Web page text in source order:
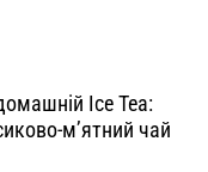
Ice Tea:
м’ятний чай